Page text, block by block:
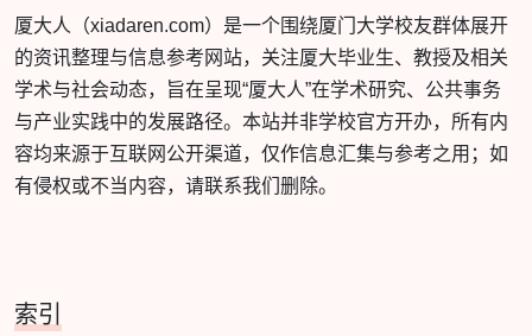
厦大人（xiadaren.com）是一个围绕厦门大学校友群体展开
的资讯整理与信息参考网站，关注厦大毕业生、教授及相关
学术与社会动态，旨在呈现“厦大人”在学术研究、公共事务
与产业实践中的发展路径。本站并非学校官方开办，所有内
容均来源于互联网公开渠道，仅作信息汇集与参考之用；如
有侵权或不当内容，请联系我们删除。
索引